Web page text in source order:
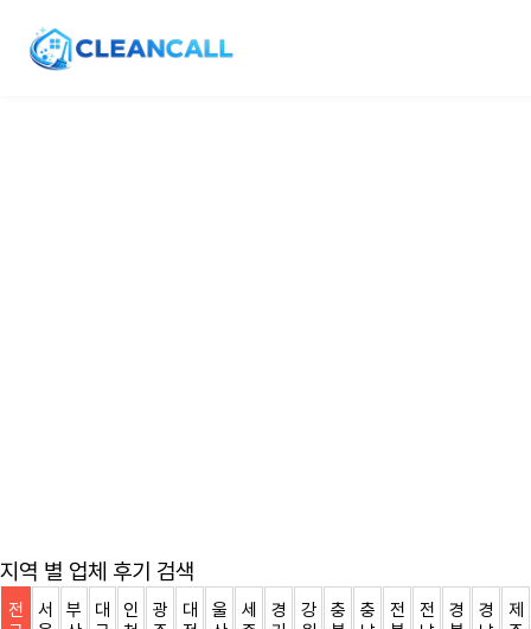
지역 별 업체 후기 검색
전
서
부
대
인
광
대
울
세
경
강
충
충
전
전
경
경
제